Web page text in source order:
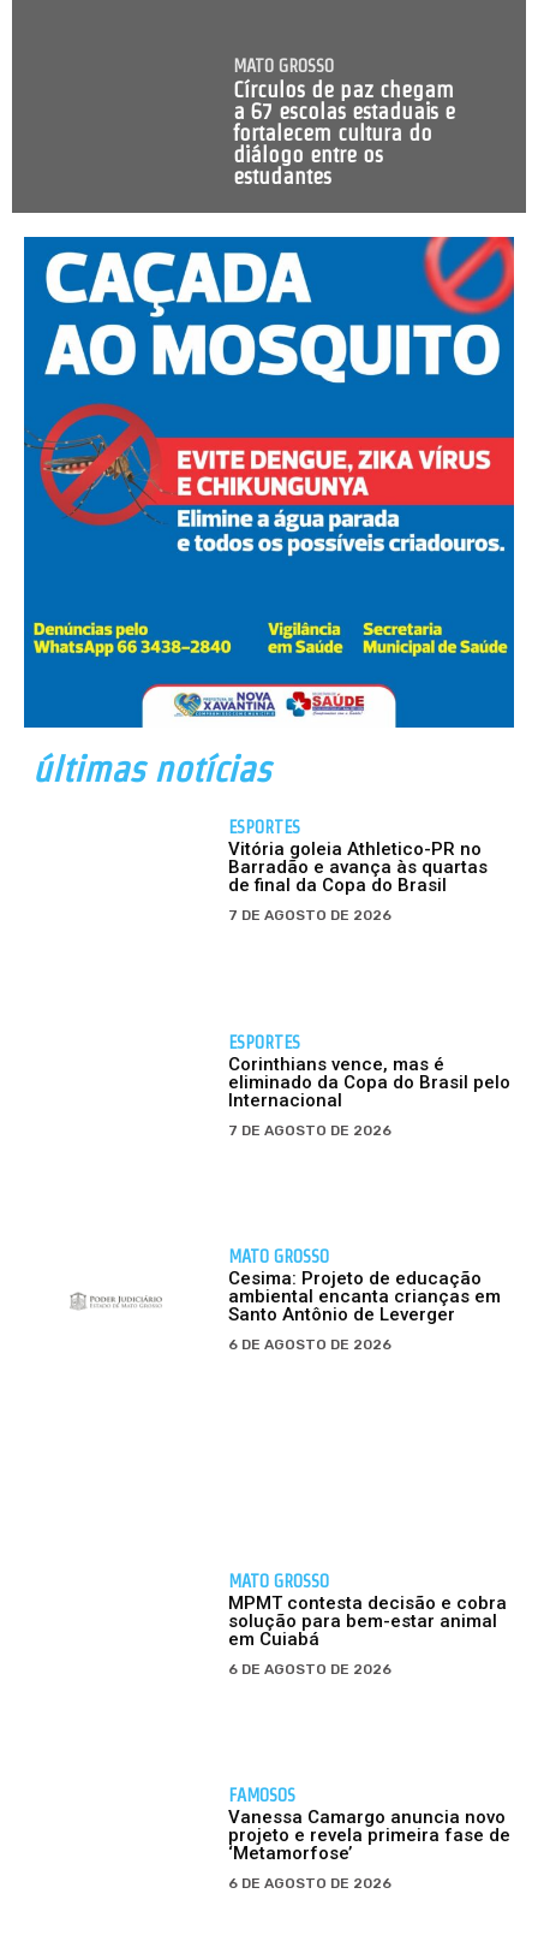
MATO GROSSO
Círculos de paz chegam
a 67 escolas estaduais e
fortalecem cultura do
diálogo entre os
estudantes
últimas notícias
ESPORTES
Vitória goleia Athletico-PR no
Barradão e avança às quartas
de final da Copa do Brasil
7 DE AGOSTO DE 2026
ESPORTES
Corinthians vence, mas é
eliminado da Copa do Brasil pelo
Internacional
7 DE AGOSTO DE 2026
MATO GROSSO
Cesima: Projeto de educação
ambiental encanta crianças em
Santo Antônio de Leverger
6 DE AGOSTO DE 2026
MATO GROSSO
MPMT contesta decisão e cobra
solução para bem-estar animal
em Cuiabá
6 DE AGOSTO DE 2026
FAMOSOS
Vanessa Camargo anuncia novo
projeto e revela primeira fase de
‘Metamorfose’
6 DE AGOSTO DE 2026